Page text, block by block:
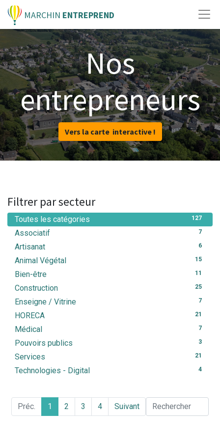
MARCHIN ENTREPREND
Nos
entrepreneurs
Vers la carte interactive !
Filtrer par secteur
127
Toutes les catégories
7
Associatif
6
Artisanat
15
Animal Végétal
11
Bien-être
25
Construction
7
Enseigne / Vitrine
21
HORECA
7
Médical
3
Pouvoirs publics
21
Services
4
Technologies - Digital
Préc. 1 2 3 4 Suivant